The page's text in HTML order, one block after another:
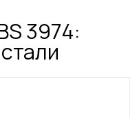
3974: